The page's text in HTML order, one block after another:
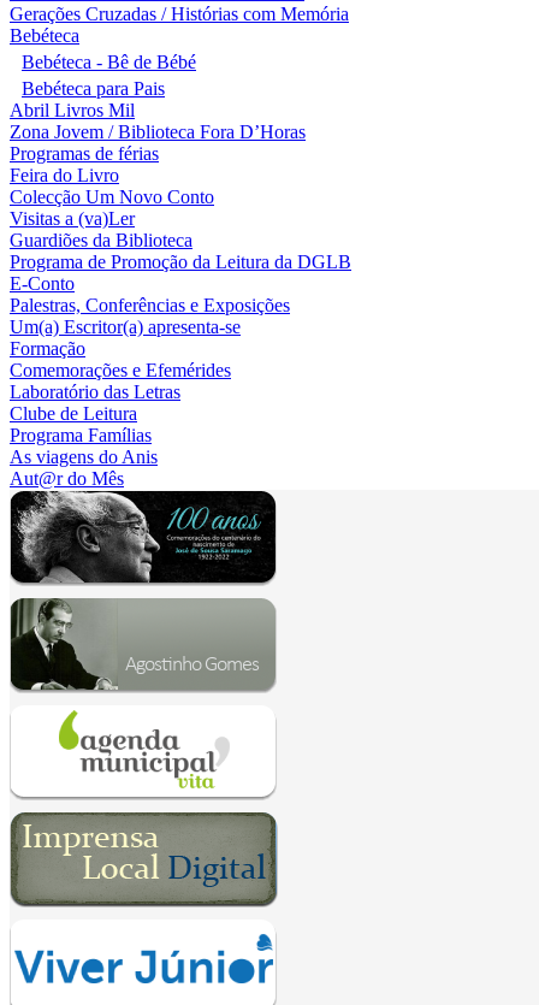
Gerações Cruzadas / Histórias com Memória
Bebéteca
Bebéteca - Bê de Bébé
Bebéteca para Pais
Abril Livros Mil
Zona Jovem / Biblioteca Fora D’Horas
Programas de férias
Feira do Livro
Colecção Um Novo Conto
Visitas a (va)Ler
Guardiões da Biblioteca
Programa de Promoção da Leitura da DGLB
E-Conto
Palestras, Conferências e Exposições
Um(a) Escritor(a) apresenta-se
Formação
Comemorações e Efemérides
Laboratório das Letras
Clube de Leitura
Programa Famílias
As viagens do Anis
Aut@r do Mês